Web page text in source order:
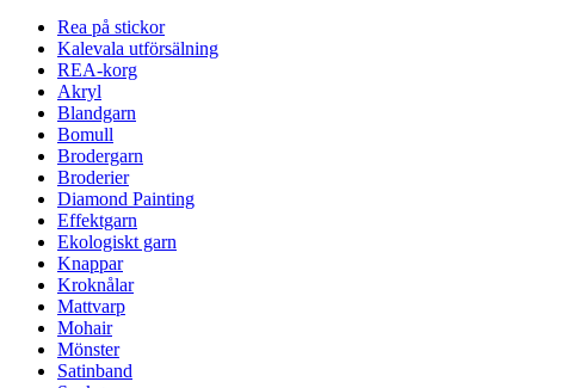
Rea på stickor
Kalevala utförsälning
REA-korg
Akryl
Blandgarn
Bomull
Brodergarn
Broderier
Diamond Painting
Effektgarn
Ekologiskt garn
Knappar
Kroknålar
Mattvarp
Mohair
Mönster
Satinband